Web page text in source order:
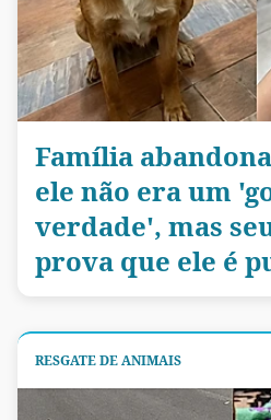
Família
ele não era um
verdade', mas
prova que ele é
RESGATE DE ANIMAIS